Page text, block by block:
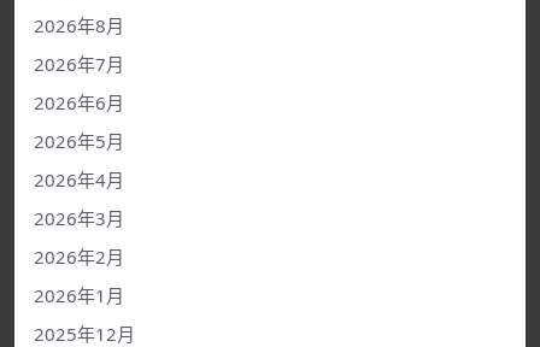
2026年8月
2026年7月
2026年6月
2026年5月
2026年4月
2026年3月
2026年2月
2026年1月
2025年12月